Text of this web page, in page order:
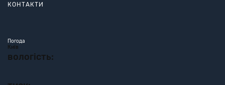
КОНТАКТИ
Погода
Київ
вологість: